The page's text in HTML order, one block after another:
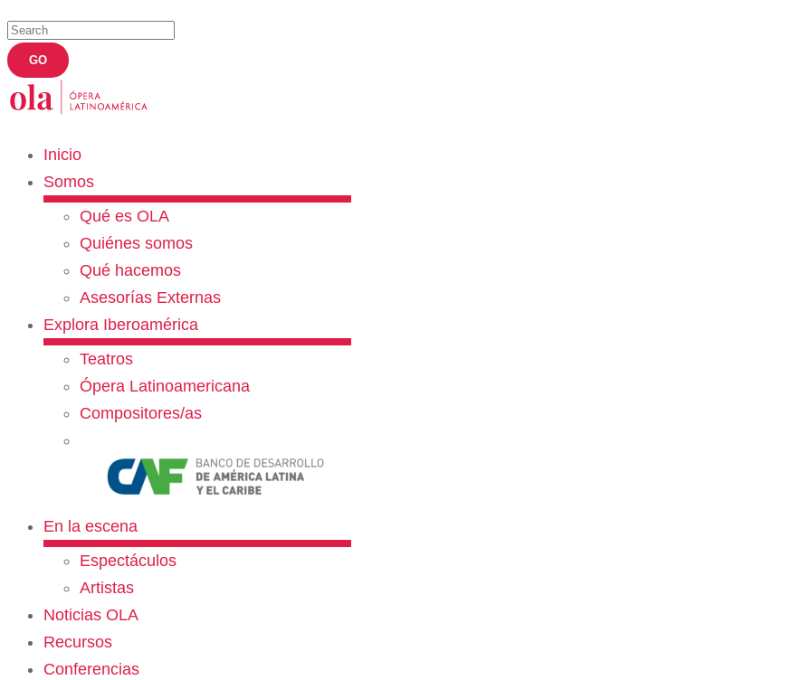
Inicio
Somos
Qué es OLA
Quiénes somos
Qué hacemos
Asesorías Externas
Explora Iberoamérica
Teatros
Ópera Latinoamericana
Compositores/as
En la escena
Espectáculos
Artistas
Noticias OLA
Recursos
Conferencias